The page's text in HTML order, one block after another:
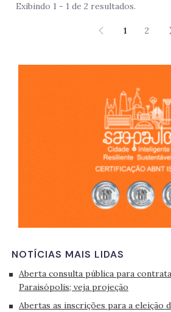
Exibindo 1 - 1 de 2 resultados.
1 2
NOTÍCIAS MAIS LIDAS
Aberta consulta pública para
Paraisópolis; veja projeção
Abertas as inscrições para a eleição